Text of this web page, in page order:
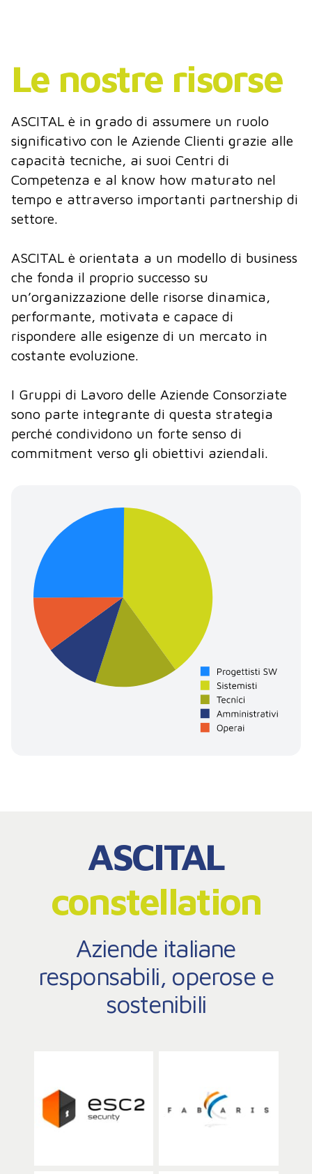
Le nostre risorse
ASCITAL è in grado di assumere un ruolo
significativo con le Aziende Clienti grazie alle
capacità tecniche, ai suoi Centri di
Competenza e al know how maturato nel
tempo e attraverso importanti partnership di
settore.
ASCITAL è orientata a un modello di business
che fonda il proprio successo su
un’organizzazione delle risorse dinamica,
performante, motivata e capace di
rispondere alle esigenze di un mercato in
costante evoluzione.
I Gruppi di Lavoro delle Aziende Consorziate
sono parte integrante di questa strategia
perché condividono un forte senso di
commitment verso gli obiettivi aziendali.
ASCITAL
constellation
Aziende italiane
responsabili, operose e
sostenibili